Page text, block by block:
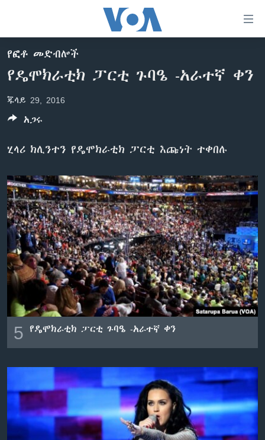
ማገናኛዎች
ዋናው
እለፍ
ወደ
ይዘት
ወደ
ዋናው
ይዘት
እለፍ
ኢትዮጵያ
አፍሪካ
ዓለምአቀፍ
አሜሪካ
ኑሮ በጤንነት
ጋቢና ቪኦኤ
ከምሽቱ ሦስት ሰዓት የአማርኛ ዜና
ቪዲዮ
ክምችት
Learning English
ይከተሉን
ቋንቋዎች
የፎቶ መድብሎች
የዴሞክራቲክ ፓርቲ ጉባዔ -አራተኛ ቀን
ጁላይ 29, 2016
ሂላሪ ክሊንተን የዴሞክራቲክ ፓርቲ እጩነት ተቀበሉ
5 የዴሞክራቲክ ፓርቲ ጉባዔ -አራተኛ ቀን
አጋሩ